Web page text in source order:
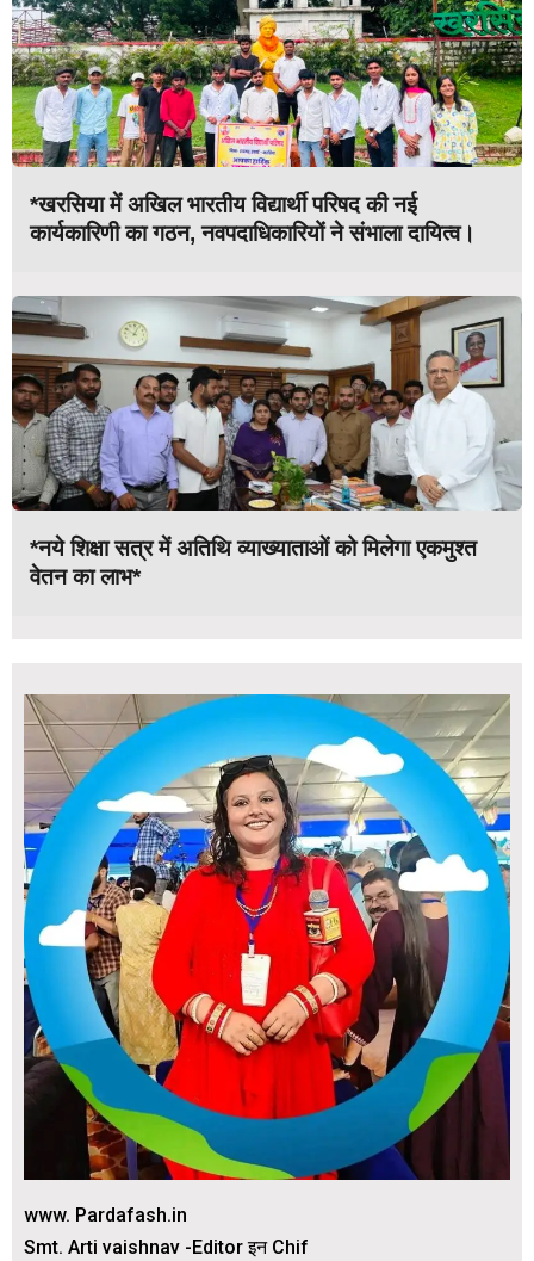
*खरसिया में अखिल भारतीय विद्यार्थी परिषद की नई
कार्यकारिणी का गठन, नवपदाधिकारियों ने संभाला दायित्व।
*नये शिक्षा सत्र में अतिथि व्याख्याताओं को मिलेगा एकमुश्त
वेतन का लाभ*
www. Pardafash.in
Smt. Arti vaishnav -Editor इन Chif